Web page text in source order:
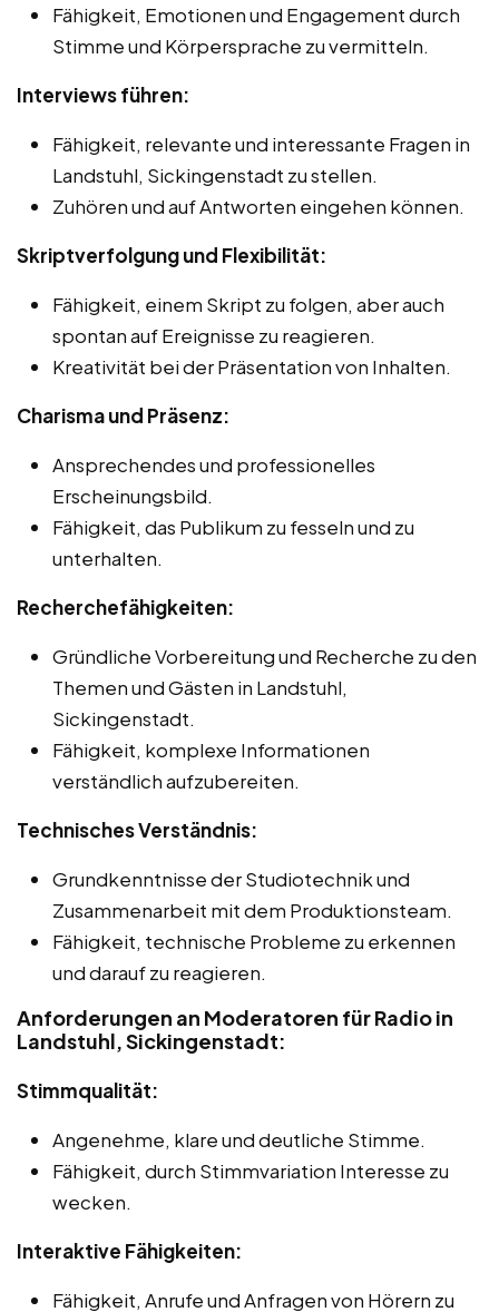
Fähigkeit, Emotionen und Engagement durch
Stimme und Körpersprache zu vermitteln.
Interviews führen:
Fähigkeit, relevante und interessante Fragen in
Landstuhl, Sickingenstadt zu stellen.
Zuhören und auf Antworten eingehen können.
Skriptverfolgung und Flexibilität:
Fähigkeit, einem Skript zu folgen, aber auch
spontan auf Ereignisse zu reagieren.
Kreativität bei der Präsentation von Inhalten.
Charisma und Präsenz:
Ansprechendes und professionelles
Erscheinungsbild.
Fähigkeit, das Publikum zu fesseln und zu
unterhalten.
Recherchefähigkeiten:
Gründliche Vorbereitung und Recherche zu den
Themen und Gästen in Landstuhl,
Sickingenstadt.
Fähigkeit, komplexe Informationen
verständlich aufzubereiten.
Technisches Verständnis:
Grundkenntnisse der Studiotechnik und
Zusammenarbeit mit dem Produktionsteam.
Fähigkeit, technische Probleme zu erkennen
und darauf zu reagieren.
Anforderungen an Moderatoren für Radio in
Landstuhl, Sickingenstadt:
Stimmqualität:
Angenehme, klare und deutliche Stimme.
Fähigkeit, durch Stimmvariation Interesse zu
wecken.
Interaktive Fähigkeiten:
Fähigkeit, Anrufe und Anfragen von Hörern zu